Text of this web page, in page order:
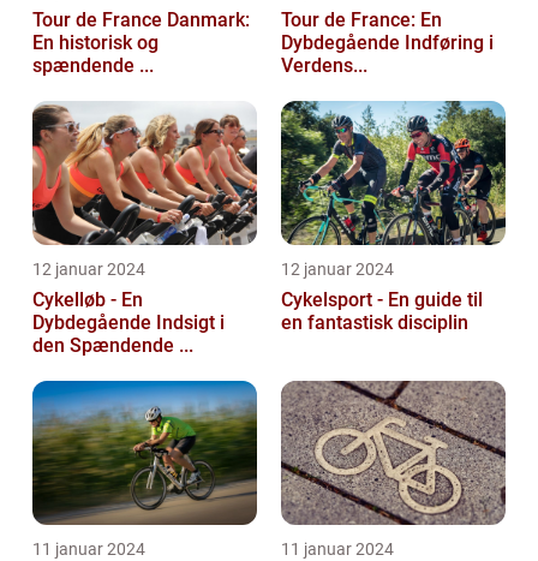
Tour de France Danmark:
En historisk og
spændende ...
Tour de France: En
Dybdegående Indføring i
Verdens...
12 januar 2024
Cykelløb - En
Dybdegående Indsigt i
den Spændende ...
12 januar 2024
Cykelsport - En guide til
en fantastisk disciplin
11 januar 2024 11 januar 2024